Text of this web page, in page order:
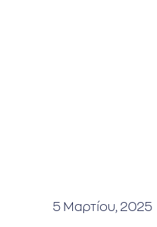
5 Μαρτίου, 2025